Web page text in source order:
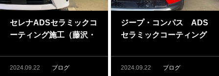
セレナADSセラミックコ
ーティング施工（藤沢・
グするならADSへ）
2024.09.22 ブログ
ジープ・コンパス ADS
セラミックコーティング
ーコーティングするなら
ADSへ）
2024.09.22 ブログ